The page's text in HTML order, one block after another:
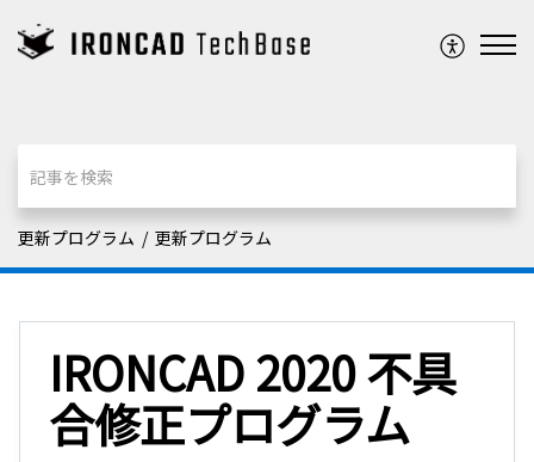
更新プログラム 更新プログラム
IRONCAD 2020 不具
合修正プログラム